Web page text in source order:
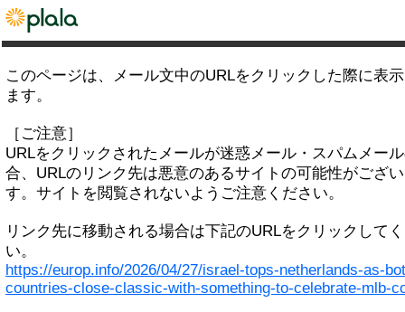
このページは、メール文中のURLをクリックした際に表
ます。
［ご注意］
URLをクリックされたメールが迷惑メール・スパムメー
合、URLのリンク先は悪意のあるサイトの可能性がござ
す。サイトを閲覧されないようご注意ください。
リンク先に移動される場合は下記のURLをクリックして
い。
https://europ.info/2026/04/27/israel-tops-netherlands-as-
countries-close-classic-with-something-to-celebrate-mlb-